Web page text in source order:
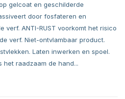
gelcoat en geschilderde
door fosfateren en
verf. ANTI-RUST voorkomt het risico
verf. Niet-ontvlambaar product.
Laten inwerken en spoel.
raadzaam de hand...